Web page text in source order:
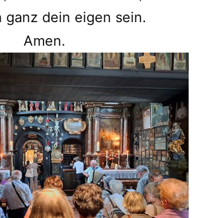
ganz dein eigen sein.
Amen.